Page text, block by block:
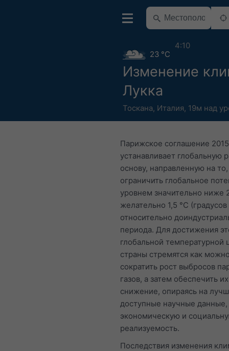
Изменение
Лукка
Тоскана, Италия, 19м над
23 °C
4:10
Парижское соглашение
устанавливает глобальную
основу, направленную на
ограничить глобальное
уровнем значительно ниже
желательно 1,5 °C
относительно
периода. Для достижения
глобальной температурной
страны стремятся как
сократить рост выбросов
газов, а затем обеспечить
снижение, опираясь на
доступные научные
экономическую и
реализуемость.
Последствия изменения